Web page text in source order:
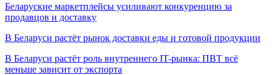
Беларуские маркетплейсы усиливают конкуренцию за
продавцов и доставку
В Беларуси растёт рынок доставки еды и готовой продукции
В Беларуси растёт роль внутреннего IT-рынка: ПВТ всё
меньше зависит от экспорта